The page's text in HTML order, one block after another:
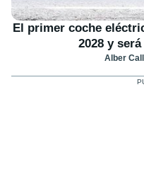
El primer coche
2028 y
Alber